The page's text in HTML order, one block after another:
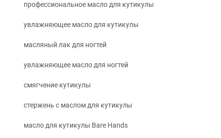
профессиональное масло для кутикулы
увлажняющее масло для кутикулы
масляный лак для ногтей
увлажняющее масло для ногтей
смягчение кутикулы
стержень с маслом для кутикулы
масло для кутикулы Bare Hands